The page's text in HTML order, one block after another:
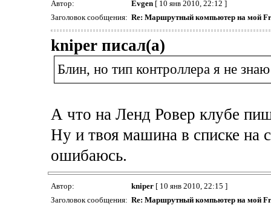
Автор: Evgen[ 10 янв 2010, 22:12 ]
Заголовок сообщения: Re: Маршрутный компьютер на мой
kniper писал(а)
Блин, но тип контроллера я не знаю
А что на Ленд Ровер клубе
Ну и твоя машина в списке на
ошибаюсь.
Автор: kniper[ 10 янв 2010, 22:15 ]
Заголовок сообщения: Re: Маршрутный компьютер на мой